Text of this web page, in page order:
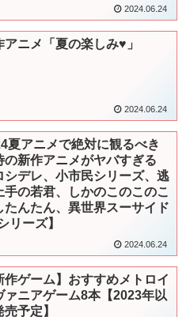
2024.06.24
アニメ「夏の楽しみ♥」
2024.06.24
夏アニメで絶対に観るべき
の新作アニメがヤバすぎる
シデレ、小市民シリーズ、逃
手の若君、しかのこのこのこ
たんたん、異世界スーサイド
リーズ】
2024.06.24
作ゲーム】おすすめメトロイ
ァニアゲーム8本【2023年以
売予定】